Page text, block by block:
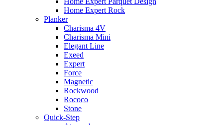
Home Expert Rock
Planker
Charisma 4V
Charisma Mini
Elegant Line
Exeed
Expert
Force
Magnetic
Rockwood
Rococo
Stone
Quick-Step